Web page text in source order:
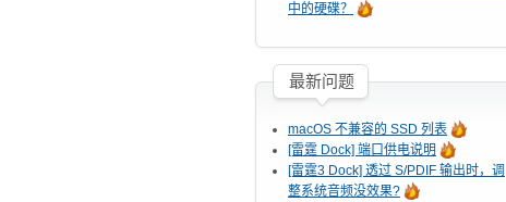
中的硬碟？
最新问题
macOS 不兼容的 SSD 列表
[雷霆 Dock] 端口供电说明
[雷霆3 Dock] 透过 S/PDIF 输出时，调
整系统音频没效果?